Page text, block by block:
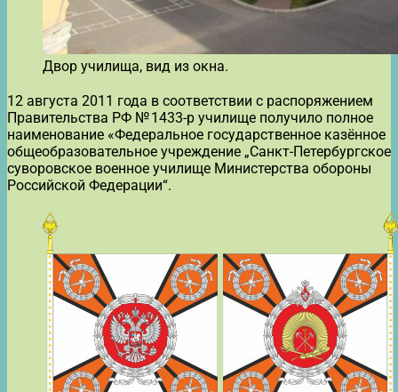
Двор училища, вид из окна.
12 августа 2011 года в соответствии с распоряжением
Правительства РФ № 1433-р училище получило полное
наименование «Федеральное государственное казённое
общеобразовательное учреждение „Санкт-Петербургское
суворовское военное училище Министерства обороны
Российской Федерации“.